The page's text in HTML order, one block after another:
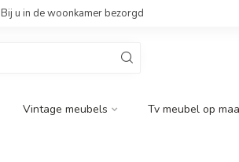
Bij u in de woonkamer bezorgd
Vintage meubels Tv meubel op